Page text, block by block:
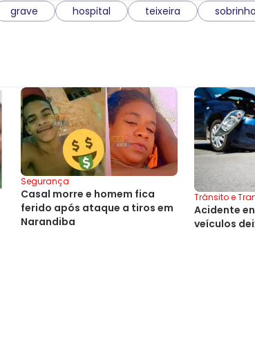
grave hospital teixeira sobrinho
Segurança
Casal morre e homem fica
ferido após ataque a tiros em
Narandiba
Trânsito e
Acidente
veículos